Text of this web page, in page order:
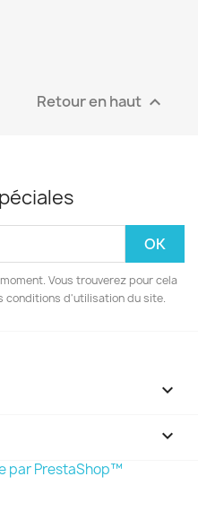
Retour en haut 
Vous trouverez pour cela
conditions d'utilisation du site.

keyboard_arrow_down
par PrestaShop™